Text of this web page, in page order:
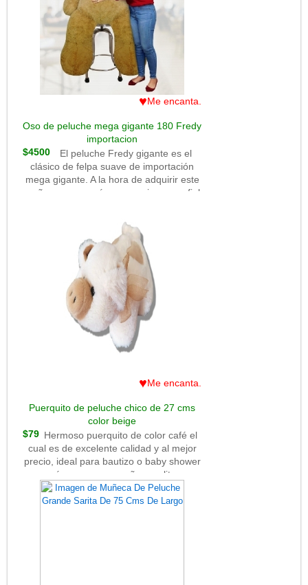
♥Me encanta.
Oso de peluche mega gigante 180 Fredy
importacion
$4500
El peluche Fredy gigante es el
clásico de felpa suave de importación
mega gigante. A la hora de adquirir este
muñeco comprarás a un amigo superfiel
♥Me encanta.
Puerquito de peluche chico de 27 cms
color beige
$79 Hermoso puerquito de color café el
cual es de excelente calidad y al mejor
precio, ideal para bautizo o baby shower
así como un pequeño regalito.